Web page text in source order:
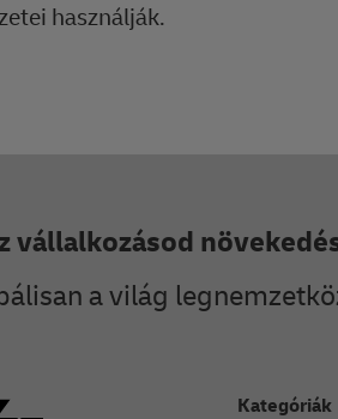
használják.
vállalkozásod
a világ
Kategóriák